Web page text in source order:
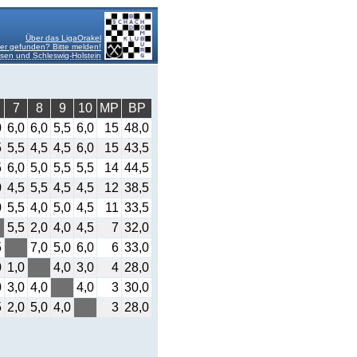
Über das LigaOrakel
gefunden? Bitte melden!
und Schleswig-Holstein
7 8 9 10 MP
BP
6,0 6,0 5,5 6,0 15 48,0
5,5 4,5 4,5 6,0 15 43,5
6,0 5,0 5,5 5,5 14 44,5
4,5 5,5 4,5 4,5 12 38,5
5,5 4,0 5,0 4,5 11 33,5
5,5 2,0 4,0 4,5 7 32,0
7,0 5,0 6,0 6 33,0
1,0 4,0 3,0 4 28,0
3,0 4,0 4,0 3 30,0
2,0 5,0 4,0 3 28,0